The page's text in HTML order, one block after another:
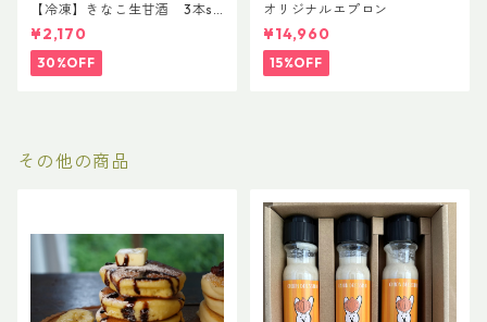
【冷凍】きなこ生甘酒 3本se
t 8/12まで
¥2,170
30%OFF
オリジナルエプロン
¥14,960
15%OFF
その他の商品